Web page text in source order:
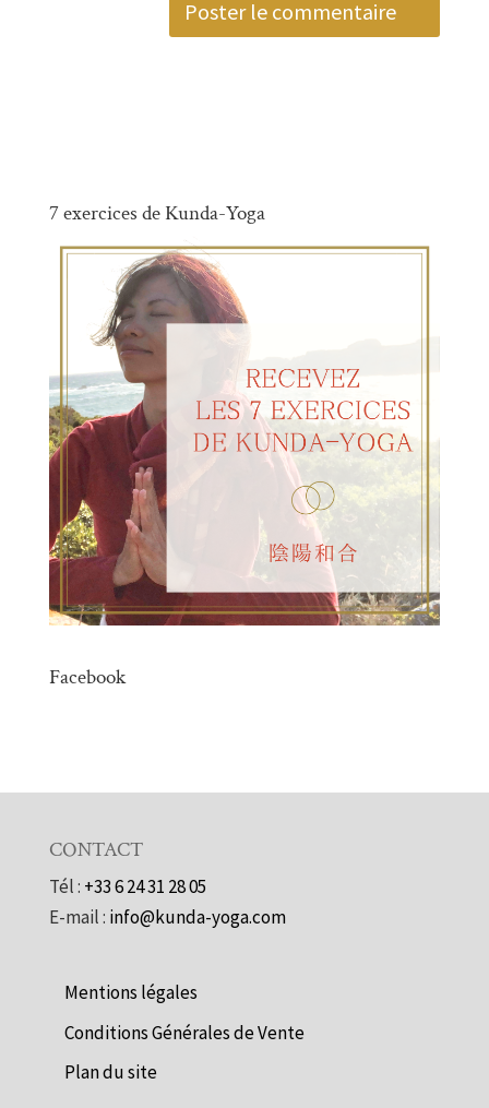
7 exercices de Kunda-Yoga
Facebook
CONTACT
Tél : +33 6 24 31 28 05
E-mail : info@kunda-yoga.com
Mentions légales
Conditions Générales de Vente
Plan du site